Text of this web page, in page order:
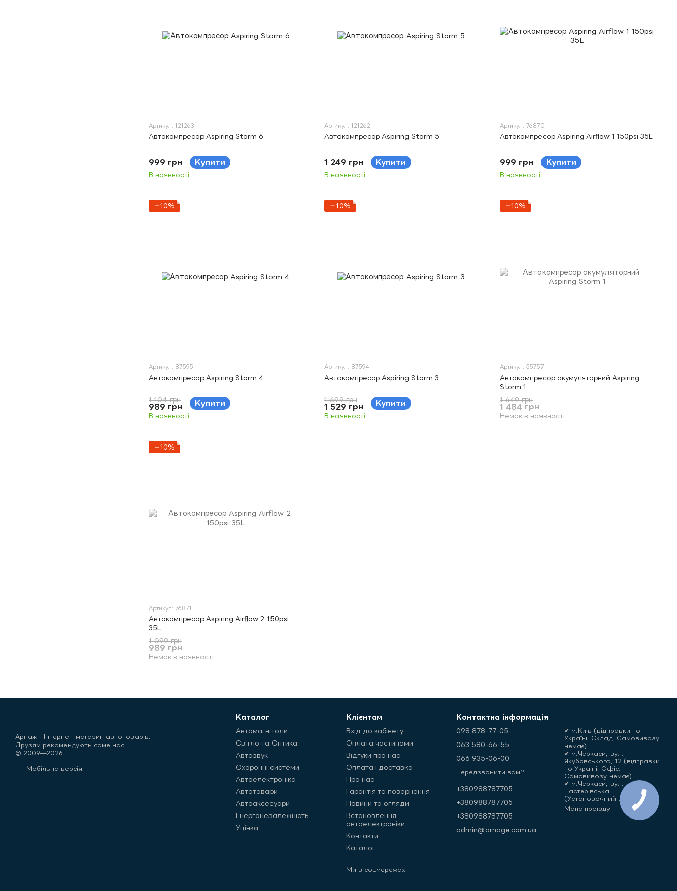
Артикул: 121263
Автокомпресор Aspiring Storm 6
999 грн Купити
В наявності
Артикул: 121262
Автокомпресор Aspiring Storm 5
1 249 грн Купити
В наявності
Артикул: 76870
Автокомпресор Aspiring Airflow 1 150psi 35L
999 грн Купити
В наявності
−10%
Артикул: 87595
Автокомпресор Aspiring Storm 4
1 104 грн
989 грн Купити
В наявності
−10%
Артикул: 87594
Автокомпресор Aspiring Storm 3
1 699 грн
1 529 грн Купити
В наявності
−10%
Артикул: 55757
Автокомпресор акумуляторний Aspiring
Storm 1
1 649 грн
1 484 грн
Немає в наявності
−10%
Артикул: 76871
Автокомпресор Aspiring Airflow 2 150psi
35L
1 099 грн
989 грн
Немає в наявності
Арнаж - Інтернет-магазин автотоварів.
Друзям рекомендують саме нас.
© 2009—2026
Мобільна версія
Каталог
Автомагнітоли
Світло та Оптика
Автозвук
Охоронні системи
Автоелектроніка
Автотовари
Автоаксесуари
Енергонезалежність
Уцінка
Клієнтам
Вхід до кабінету
Оплата частинами
Відгуки про нас
Оплата і доставка
Про нас
Гарантія та повернення
Новини та огляди
Встановлення
автоелектроніки
Контакти
Каталог
Ми в соцмережах
Контактна інформація
098 878-77-05
063 580-66-55
066 935-06-00
Передзвонити вам?
+380988787705
+380988787705
+380988787705
admin@arnage.com.ua
✔ м.Київ (відправки по
Україні. Склад. Самовивозу
немає).
✔ м.Черкаси, вул.
Якубовського, 12 (відправки
по Україні. Офіс.
Самовивозу немає)
✔ м.Черкаси, вул.
Пастерівська
(Установочний центр)
Мапа проїзду